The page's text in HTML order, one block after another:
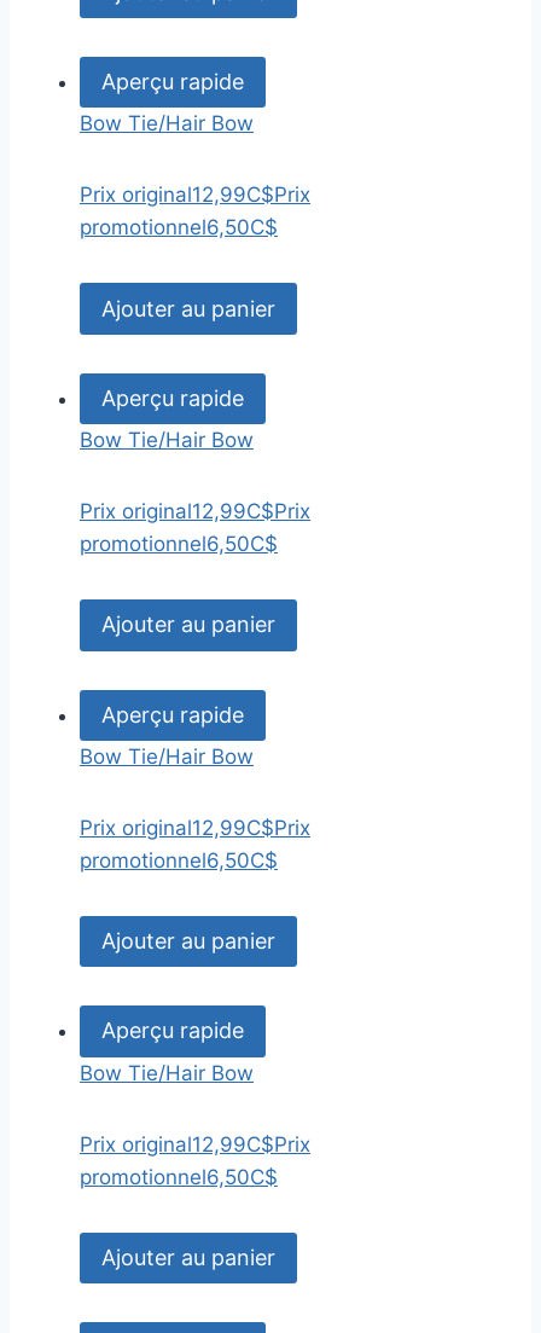
Aperçu rapide
Bow Tie/Hair Bow
Prix original12,99C$Prix
promotionnel6,50C$
Ajouter au panier
Aperçu rapide
Bow Tie/Hair Bow
Prix original12,99C$Prix
promotionnel6,50C$
Ajouter au panier
Aperçu rapide
Bow Tie/Hair Bow
Prix original12,99C$Prix
promotionnel6,50C$
Ajouter au panier
Aperçu rapide
Bow Tie/Hair Bow
Prix original12,99C$Prix
promotionnel6,50C$
Ajouter au panier